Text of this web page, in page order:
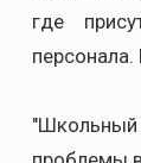
где
"Школьный